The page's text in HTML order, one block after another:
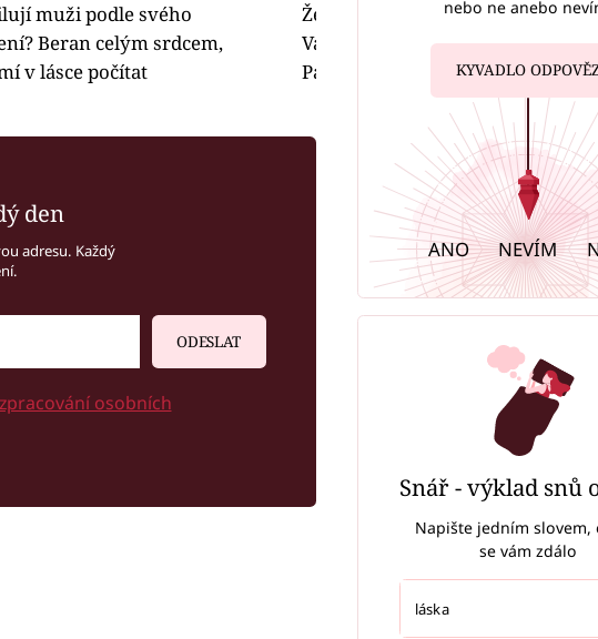
muži podle svého
Beran celým srdcem,
v lásce počítat
Ženy podle měsíčního znamení:
Váhy jsou půvabné a šarmantní,
Panny chladné a praktické
den
adresu. Každý
ODESLAT
osobních
nebo ne anebo
KYVADLO
ANO NEVÍM
Snář - výklad snů
Napište jedním slovem,
se vám zdálo